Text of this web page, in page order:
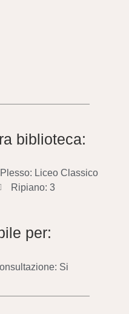
biblioteca:
Liceo Classico
Ripiano: 3
per:
Si